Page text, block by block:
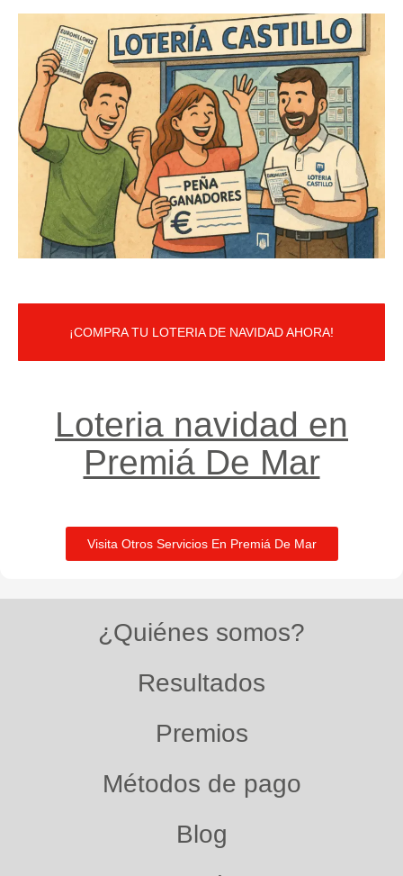
¡COMPRA TU LOTERIA DE NAVIDAD AHORA!
Loteria navidad en
Premiá De Mar​
Visita Otros Servicios En Premiá De Mar
¿Quiénes somos?
Resultados
Premios
Métodos de pago
Blog